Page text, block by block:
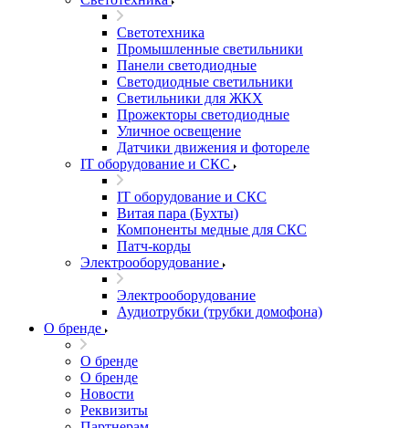
Светотехника
Промышленные светильники
Панели светодиодные
Светодиодные светильники
Светильники для ЖКХ
Прожекторы светодиодные
Уличное освещение
Датчики движения и фотореле
IT оборудование и СКС
IT оборудование и СКС
Витая пара (Бухты)
Компоненты медные для СКС
Патч-корды
Электрооборудование
Электрооборудование
Аудиотрубки (трубки домофона)
О бренде
О бренде
О бренде
Новости
Реквизиты